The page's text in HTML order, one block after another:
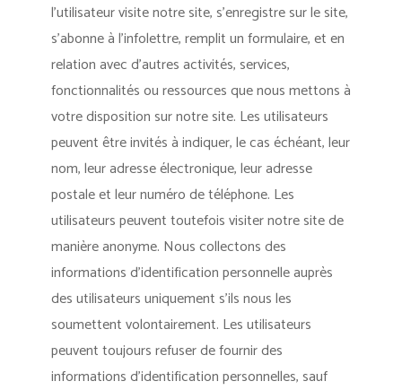
l’utilisateur visite notre site, s’enregistre sur le site,
s’abonne à l’infolettre, remplit un formulaire, et en
relation avec d’autres activités, services,
fonctionnalités ou ressources que nous mettons à
votre disposition sur notre site. Les utilisateurs
peuvent être invités à indiquer, le cas échéant, leur
nom, leur adresse électronique, leur adresse
postale et leur numéro de téléphone. Les
utilisateurs peuvent toutefois visiter notre site de
manière anonyme. Nous collectons des
informations d’identification personnelle auprès
des utilisateurs uniquement s’ils nous les
soumettent volontairement. Les utilisateurs
peuvent toujours refuser de fournir des
informations d’identification personnelles, sauf